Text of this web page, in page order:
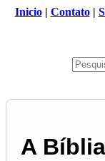
Inicio| Contato|
A